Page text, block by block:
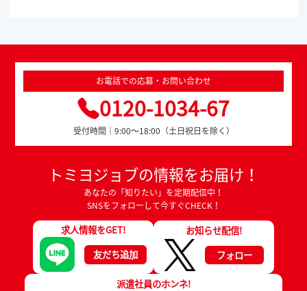
お電話での応募・お問い合わせ
0120-1034-67
受付時間｜9:00～18:00（土日祝日を除く）
トミヨジョブの情報をお届け！
あなたの「知りたい」を定期配信中！
SNSをフォローして今すぐCHECK！
求人情報をGET!
友だち追加
お知らせ配信!
フォロー
派遣社員のホンネ!